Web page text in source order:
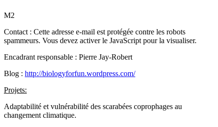
M2
Contact : Cette adresse e-mail est protégée contre les robots
spammeurs. Vous devez activer le JavaScript pour la visualiser.
Encadrant responsable : Pierre Jay-Robert
Blog : http://biologyforfun.wordpress.com/
Projets:
Adaptabilité et vulnérabilité des scarabées coprophages au
changement climatique.